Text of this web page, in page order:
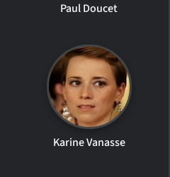
Paul Doucet
Karine Vanasse